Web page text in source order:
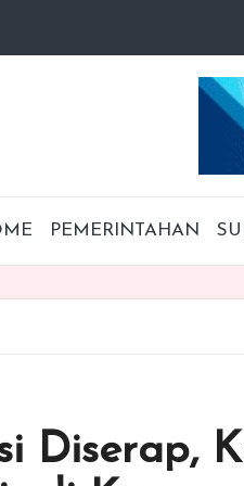
PEMERINTAHAN
Diserap,